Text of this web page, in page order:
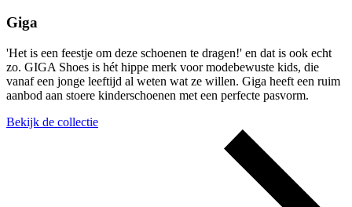
Giga
'Het is een feestje om deze schoenen te dragen!' en dat is ook echt
zo. GIGA Shoes is hét hippe merk voor modebewuste kids, die
vanaf een jonge leeftijd al weten wat ze willen. Giga heeft een ruim
aanbod aan stoere kinderschoenen met een perfecte pasvorm.
Bekijk de collectie